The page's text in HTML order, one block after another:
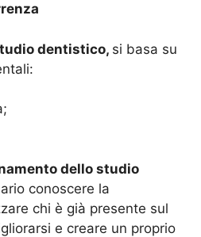
dentistico, si basa su
dello studio
conoscere la
chi è già presente sul
e creare un proprio